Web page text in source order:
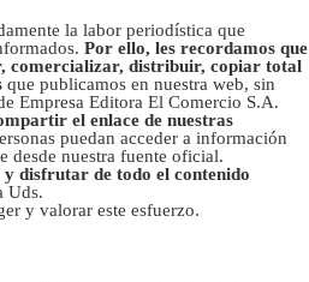
la labor periodística que
Por ello, les recordamos que
comercializar, distribuir, copiar total
que publicamos en nuestra web, sin
Empresa Editora El Comercio S.A.
el enlace de nuestras
puedan acceder a información
desde nuestra fuente oficial.
y disfrutar de todo el contenido
Uds.
y valorar este esfuerzo.